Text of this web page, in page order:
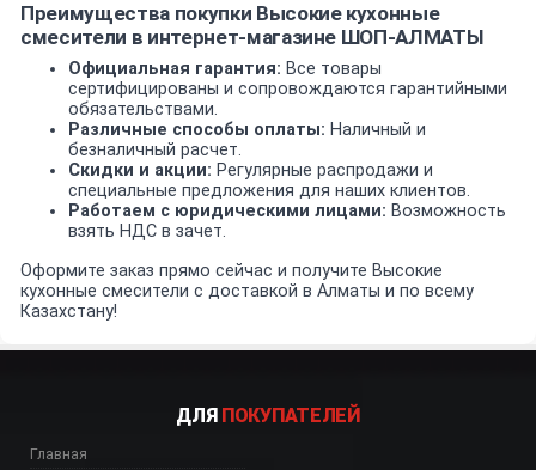
Преимущества покупки Высокие кухонные
смесители в интернет-магазине ШОП-АЛМАТЫ
Официальная гарантия: Все товары
сертифицированы и сопровождаются гарантийными
обязательствами.
Различные способы оплаты: Наличный и
безналичный расчет.
Скидки и акции: Регулярные распродажи и
специальные предложения для наших клиентов.
Работаем с юридическими лицами: Возможность
взять НДС в зачет.
Оформите заказ прямо сейчас и получите Высокие
кухонные смесители с доставкой в Алматы и по всему
Казахстану!
ДЛЯ ПОКУПАТЕЛЕЙ
Главная